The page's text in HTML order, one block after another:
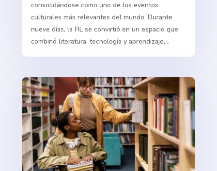
consolidándose como uno de los eventos
culturales más relevantes del mundo. Durante
nueve días, la FIL se convirtió en un espacio que
combinó literatura, tecnología y aprendizaje,...